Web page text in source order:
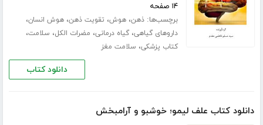
۱۴ صفحه
برچسب‌ها:ذهن،هوش، تقویت ذهن،هوش انسان،
داروهای گیاهی،گیاه درمانی، مضرات الکل، سلامت،
کتاب پزشکی، سلامت مغز
دانلود کتاب
دانلود کتاب علف لیمو؛ خوشبو و آرامبخش